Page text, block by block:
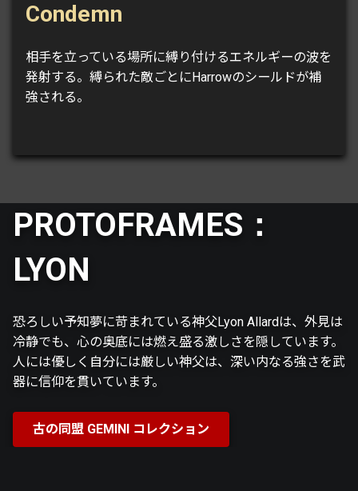
Condemn
相手を立っている場所に縛り付けるエネルギーの波を
発射する。縛られた敵ごとにHarrowのシールドが補
強される。
PROTOFRAMES：
LYON
恐ろしい予知夢に苛まれている神父Lyon Allardは、外見は
冷静でも、心の奥底には燃え盛る激しさを隠しています。
人には優しく自分には厳しい神父は、深い内なる強さを武
器に信仰を貫いています。
古の同盟 GEMINI コレクション